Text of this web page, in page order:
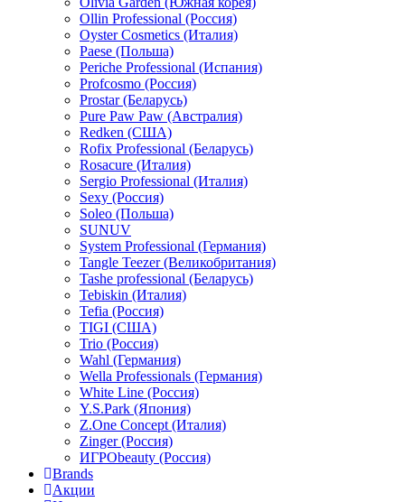
Ollin Professional (Россия)
Oyster Cosmetics (Италия)
Paese (Польша)
Periche Professional (Испания)
Profcosmo (Россия)
Prostar (Беларусь)
Pure Paw Paw (Австралия)
Redken (США)
Rofix Professional (Беларусь)
Rosacure (Италия)
Sergio Professional (Италия)
Sexy (Россия)
Soleo (Польша)
SUNUV
System Professional (Германия)
Tangle Teezer (Великобритания)
Tashe professional (Беларусь)
Tebiskin (Италия)
Tefia (Россия)
TIGI (США)
Trio (Россия)
Wahl (Германия)
Wella Professionals (Германия)
White Line (Россия)
Y.S.Park (Япония)
Z.One Concept (Италия)
Zinger (Россия)
ИГРОbeauty (Россия)
Brands
Акции